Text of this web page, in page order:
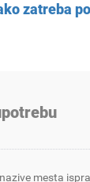
zatreba
mesta